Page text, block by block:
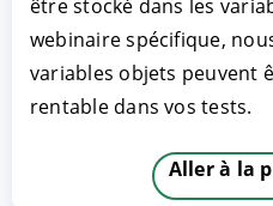
être stocké dans les
webinaire spécifique,
variables objets peuvent
rentable dans vos tests.
Aller à la